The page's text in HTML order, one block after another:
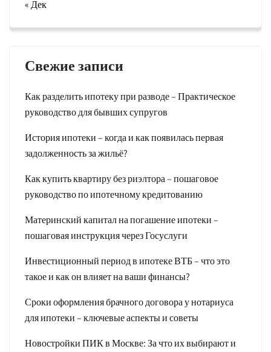
« Дек
Свежие записи
Как разделить ипотеку при разводе – Практическое
руководство для бывших супругов
История ипотеки – когда и как появилась первая
задолженность за жильё?
Как купить квартиру без риэлтора – пошаговое
руководство по ипотечному кредитованию
Материнский капитал на погашение ипотеки –
пошаговая инструкция через Госуслуги
Инвестиционный период в ипотеке ВТБ – что это
такое и как он влияет на ваши финансы?
Сроки оформления брачного договора у нотариуса
для ипотеки – ключевые аспекты и советы
Новостройки ПИК в Москве: За что их выбирают и